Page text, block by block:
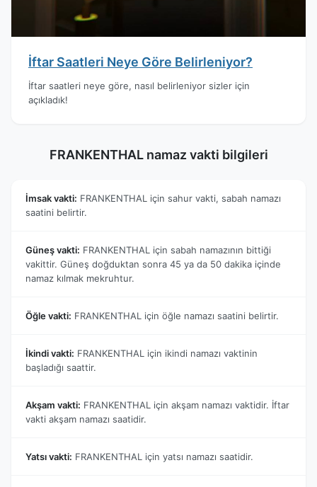
İftar Saatleri Neye Göre Belirleniyor?
İftar saatleri neye göre, nasıl belirleniyor sizler için
açıkladık!
FRANKENTHAL namaz vakti bilgileri
İmsak vakti: FRANKENTHAL için sahur vakti, sabah namazı
saatini belirtir.
Güneş vakti: FRANKENTHAL için sabah namazının bittiği
vakittir. Güneş doğduktan sonra 45 ya da 50 dakika içinde
namaz kılmak mekruhtur.
Öğle vakti: FRANKENTHAL için öğle namazı saatini belirtir.
İkindi vakti: FRANKENTHAL için ikindi namazı vaktinin
başladığı saattir.
Akşam vakti: FRANKENTHAL için akşam namazı vaktidir. İftar
vakti akşam namazı saatidir.
Yatsı vakti: FRANKENTHAL için yatsı namazı saatidir.